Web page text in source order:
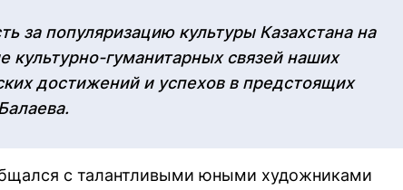
за популяризацию культуры Казахстана на
культурно-гуманитарных связей наших
достижений и успехов в предстоящих
с талантливыми юными художниками